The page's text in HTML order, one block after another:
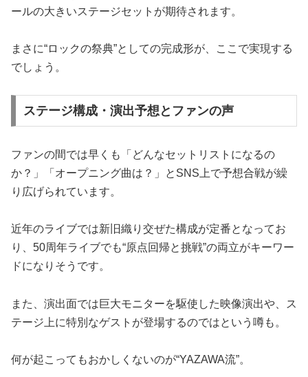
ールの大きいステージセットが期待されます。
まさに“ロックの祭典”としての完成形が、ここで実現する
でしょう。
ステージ構成・演出予想とファンの声
ファンの間では早くも「どんなセットリストになるの
か？」「オープニング曲は？」とSNS上で予想合戦が繰
り広げられています。
近年のライブでは新旧織り交ぜた構成が定番となってお
り、50周年ライブでも“原点回帰と挑戦”の両立がキーワー
ドになりそうです。
また、演出面では巨大モニターを駆使した映像演出や、ス
テージ上に特別なゲストが登場するのではという噂も。
何が起こってもおかしくないのが“YAZAWA流”。